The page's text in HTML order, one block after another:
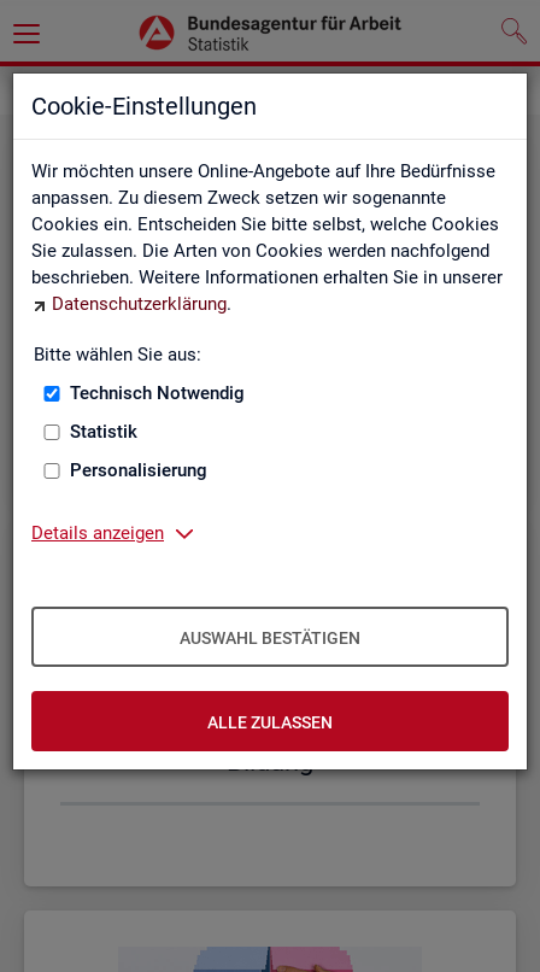
Cookie-Einstellungen
Wir möchten unsere Online-Angebote auf Ihre Bedürfnisse
anpassen. Zu diesem Zweck setzen wir sogenannte
Cookies ein. Entscheiden Sie bitte selbst, welche Cookies
Sie zulassen. Die Arten von Cookies werden nachfolgend
beschrieben. Weitere Informationen erhalten Sie in unserer
Datenschutzerklärung.
Bitte wählen Sie aus:
Technisch Notwendig
Statistik
Personalisierung
Details anzeigen
AUSWAHL BESTÄTIGEN
ALLE ZULASSEN
Bil­dung